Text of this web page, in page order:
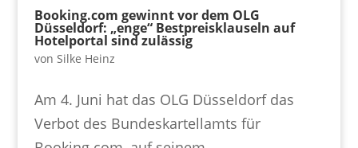
Booking.com gewinnt vor dem OLG
Düsseldorf: „enge“ Bestpreisklauseln auf
Hotelportal sind zulässig
von Silke Heinz
Am 4. Juni hat das OLG Düsseldorf das
Verbot des Bundeskartellamts für